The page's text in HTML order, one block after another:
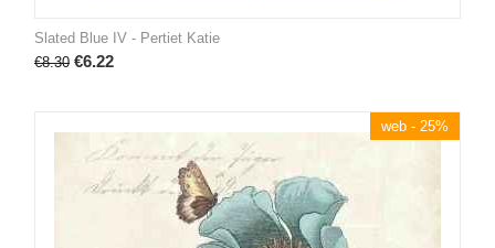
Slated Blue IV - Pertiet Katie
€8.30 €6.22
web - 25%